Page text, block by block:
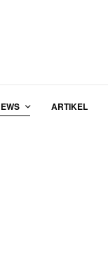
ARTIKEL